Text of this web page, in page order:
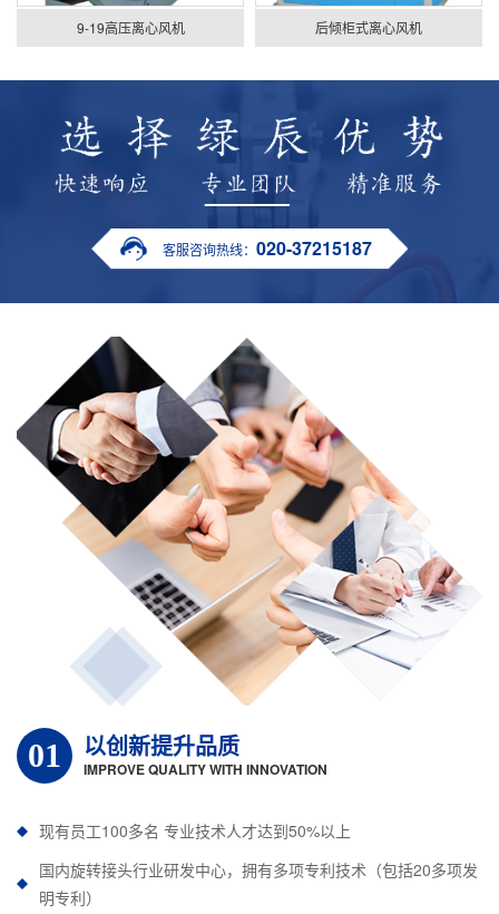
9-19高压离心风机 后倾柜式离心风机
客服咨询热线： 020-37215187
01 以创新提升品质
IMPROVE QUALITY WITH INNOVATION
现有员工100多名 专业技术人才达到50%以上
国内旋转接头行业研发中心，拥有多项专利技术（包括20多项发
明专利）